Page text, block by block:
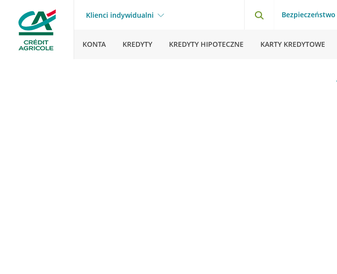
Klienci indywidualni Bezpieczeństwo
KONTA KREDYTY KREDYTY HIPOTECZNE KARTY KREDYTOWE